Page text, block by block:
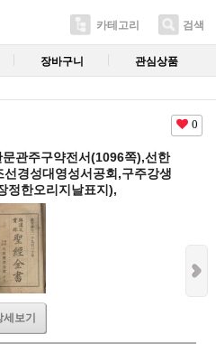
카테고리 검색
장바구니 관심상품
0
관주구약전서(1096쪽),선한
경성대영성서공회,구주강생
정한오리지날표지),
세보기